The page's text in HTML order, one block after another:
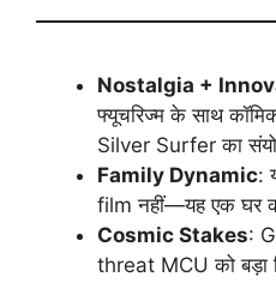
Nostalgia +
फ्यूचरिज्म के साथ
Silver Surfer का
Family Dynamic:
film नहीं—यह एक घर
Cosmic Stakes:
threat MCU को बड़ा